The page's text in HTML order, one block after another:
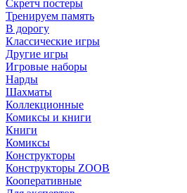
Скретч постеры
Тренируем память
В дорогу
Классические игры
Другие игры
Игровые наборы
Нарды
Шахматы
Коллекционные
Комиксы и книги
Книги
Комиксы
Конструкторы
Конструкторы ZOOB
Кооперативные